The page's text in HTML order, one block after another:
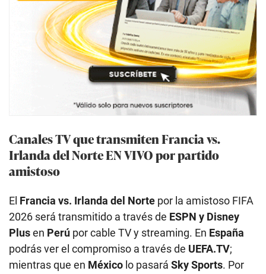
Canales TV que transmiten Francia vs.
Irlanda del Norte EN VIVO por partido
amistoso
El Francia vs. Irlanda del Norte por la amistoso FIFA
2026 será transmitido a través de ESPN y Disney
Plusen Perú por cable TV y streaming. En España
podrás ver el compromiso a través de UEFA.TV;
mientras que en México lo pasará Sky Sports. Por